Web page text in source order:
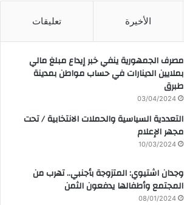
الأخيرة تعليقات
مصرف الجمهورية ينفي خبر إيداع مبلغ مالي
بملايين الدينارات في حساب مواطن بمدينة
طبرق
03/04/2024
التعددية السياسية والحملات الانتخابية / تحت
مجهر الإعلام
10/03/2024
وجدان اشتيوي: المتزوجة بأجنبي.. تهرب من
المجتمع وأطفالها يدفعون الثمن
08/01/2024